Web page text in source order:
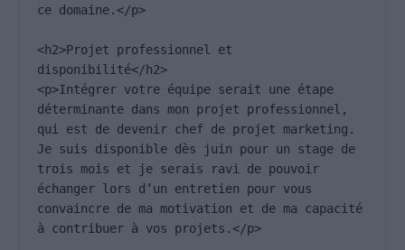
ce domaine.</p>
<h2>Projet professionnel et
disponibilité</h2>
<p>Intégrer votre équipe serait une étape
déterminante dans mon projet professionnel,
qui est de devenir chef de projet marketing.
Je suis disponible dès juin pour un stage de
trois mois et je serais ravi de pouvoir
échanger lors d’un entretien pour vous
convaincre de ma motivation et de ma capacité